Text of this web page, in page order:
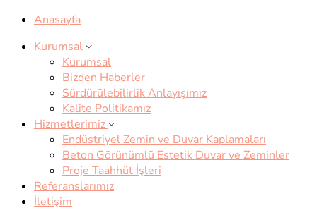
Anasayfa
Kurumsal
Kurumsal
Bizden Haberler
Sürdürülebilirlik Anlayışımız
Kalite Politikamız
Hizmetlerimiz
Endüstriyel Zemin ve Duvar Kaplamaları
Beton Görünümlü Estetik Duvar ve Zeminler
Proje Taahhüt İşleri
Referanslarımız
İletişim